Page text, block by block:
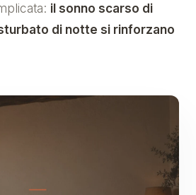
il sonno scarso di
di notte si rinforzano